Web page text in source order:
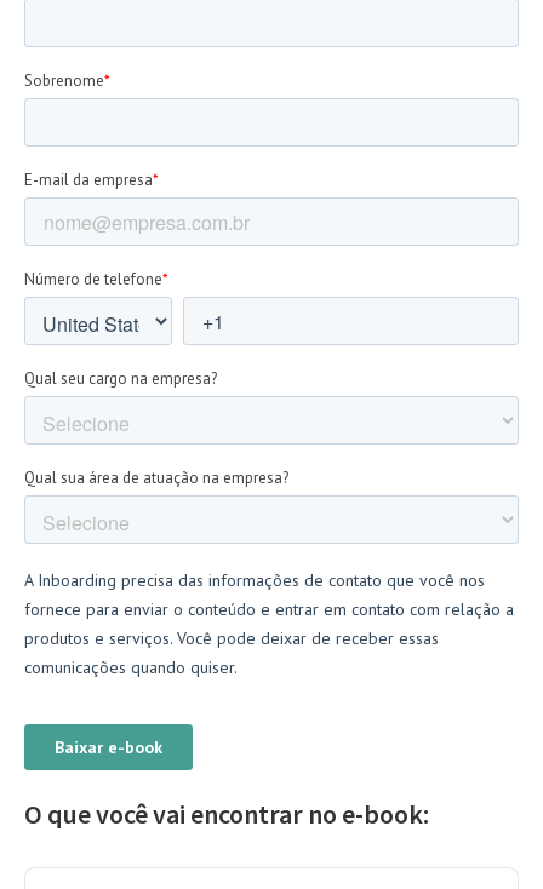
O que você vai encontrar no e-book: